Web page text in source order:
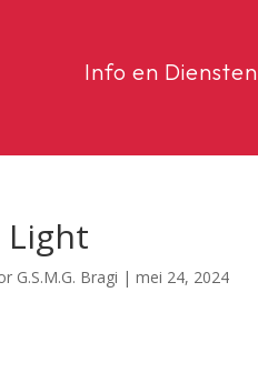
Info en Diensten
G.S.M.G. Bragi |mei 24, 2024